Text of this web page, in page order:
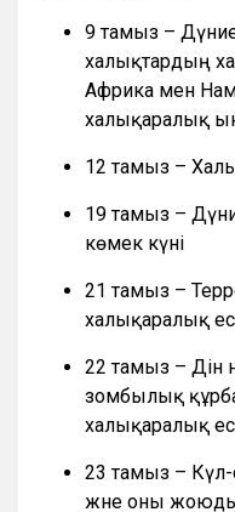
9 тамыз –
халықтардың
Африка мен
халықаралық
12 тамыз –
19 тамыз –
көмек күні
21 тамыз –
халықаралық
22 тамыз – Дін
зомбылық
халықаралық
23 тамыз –
және оны